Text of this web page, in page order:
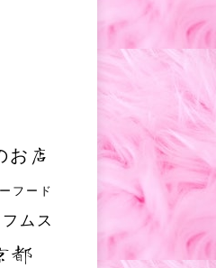
お店
フード
フムス
都